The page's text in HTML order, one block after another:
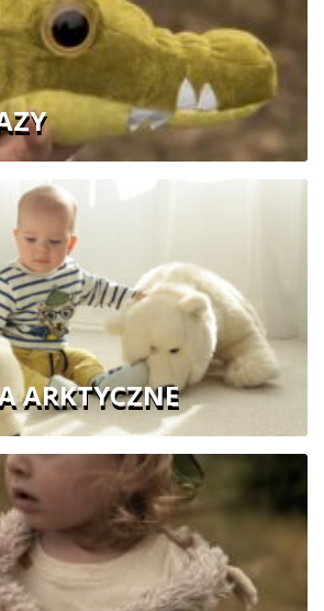
ARKTYCZNE